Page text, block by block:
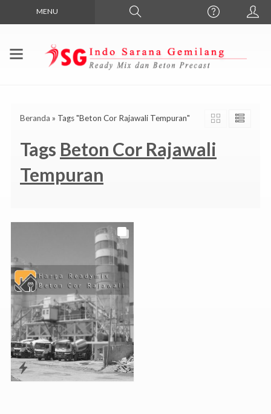
MENU
Beranda » Tags "Beton Cor Rajawali Tempuran"
Tags Beton Cor Rajawali
Tempuran